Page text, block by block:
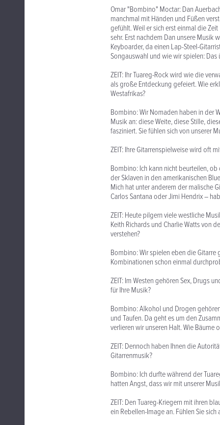
Omar "Bombino" Moctar: Dan
manchmal mit Händen und Füßen
gefühlt. Weil er sich erst einmal die
sehr. Erst nachdem Dan unsere Musik
Keyboarder, da einen Lap-Steel-
Songauswahl und wie wir spielen:
ZEIT: Ihr Tuareg-Rock wird wie die
als große Entdeckung gefeiert. Wie
Westafrikas?
Bombino: Wir Nomaden haben in der
Musik an: diese Weite, diese Stille,
fasziniert. Sie fühlen sich von unserer
ZEIT: Ihre Gitarrenspielweise wird oft
Bombino: Ich kann nicht beurteilen,
der Sklaven in den amerikanischen
Mich hat unter anderem der malische
Carlos Santana oder Jimi Hendrix –
ZEIT: Heute pilgern viele westliche
Keith Richards und Charlie Watts von
verstehen?
Bombino: Wir spielen eben die Gitarre
Kombinationen schon einmal
ZEIT: Im Westen gehören Sex, Drugs
für Ihre Musik?
Bombino: Alkohol und Drogen
und Taufen. Da geht es um den
verlieren wir unseren Halt. Wie Bäume
ZEIT: Dennoch haben Ihnen die
Gitarrenmusik?
Bombino: Ich durfte während der
hatten Angst, dass wir mit unserer
ZEIT: Den Tuareg-Kriegern mit ihren
ein Rebellen-Image an. Fühlen Sie